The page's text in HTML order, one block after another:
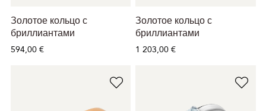
Золотое кольцо с
бриллиантами
594,00 €
Золотое кольцо с
бриллиантами
1 203,00 €